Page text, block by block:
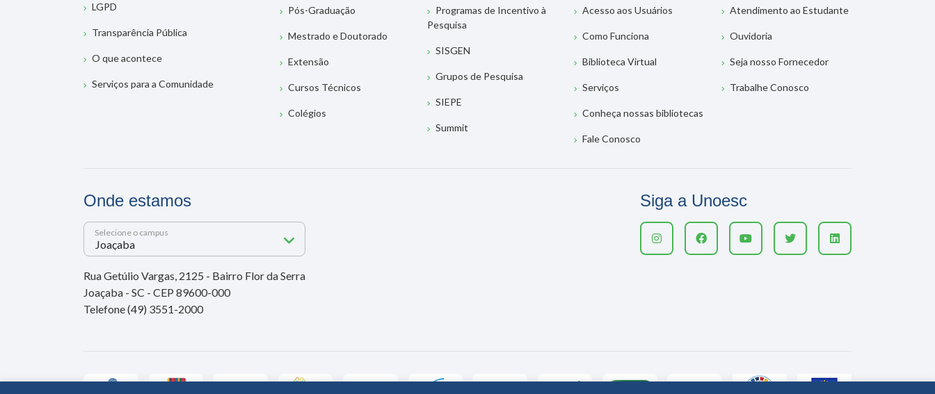
LGPD
Transparência Pública
O que acontece
Serviços para a Comunidade
Pós-Graduação
Mestrado e Doutorado
Extensão
Cursos Técnicos
Colégios
Programas de Incentivo à
Pesquisa
SISGEN
Grupos de Pesquisa
SIEPE
Summit
Acesso aos Usuários
Como Funciona
Biblioteca Virtual
Serviços
Conheça nossas bibliotecas
Fale Conosco
Atendimento ao Estudante
Ouvidoria
Seja nosso Fornecedor
Trabalhe Conosco
Onde estamos
Selecione o campus
Rua Getúlio Vargas, 2125 - Bairro Flor da Serra
Joaçaba - SC - CEP 89600-000
Telefone (49) 3551-2000
Siga a Unoesc